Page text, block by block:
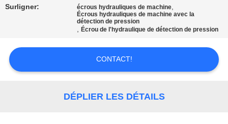
DEMANDEZ
PLAN
Surligner: écrous hydrauliques de machine,
Écrous hydrauliques de machine avec la
détection de pression
,Écrou de l'hydraulique de détection de pression
CONTACT!
DÉPLIER LES DÉTAILS